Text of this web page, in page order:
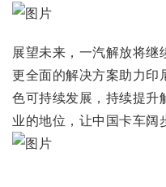
展望未来，一汽解放将继
更全面的解决方案助力印
色可持续发展，持续提升
业的地位，让中国卡车阔